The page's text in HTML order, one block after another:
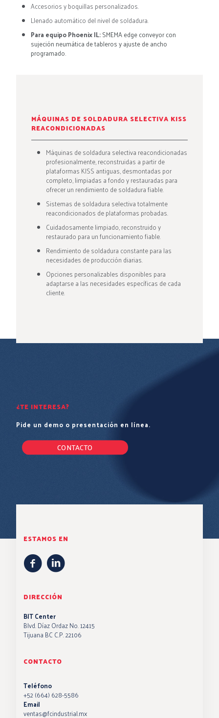
Accesorios y boquillas personalizados.
Llenado automático del nivel de soldadura.
Para equipo Phoenix IL:SMEMA edge conveyor con
sujeción neumática de tableros y ajuste de ancho
programado.
MÁQUINAS DE SOLDADURA SELECTIVA KISS
REACONDICIONADAS
Máquinas de soldadura selectiva reacondicionadas
profesionalmente, reconstruidas a partir de
plataformas KISS antiguas, desmontadas por
completo, limpiadas a fondo y restauradas para
ofrecer un rendimiento de soldadura fiable.
Sistemas de soldadura selectiva totalmente
reacondicionados de plataformas probadas.
Cuidadosamente limpiado, reconstruido y
restaurado para un funcionamiento fiable.
Rendimiento de soldadura constante para las
necesidades de producción diarias.
Opciones personalizables disponibles para
adaptarse a las necesidades específicas de cada
cliente.
¿TE INTERESA?
Pide un demo o presentación en línea.
CONTACTO
ESTAMOS EN
DIRECCIÓN
BIT Center
Blvd. Díaz Ordaz No. 12415
Tijuana BC C.P. 22106
CONTACTO
Teléfono
+52 (664) 628-5586
Email
ventas@fcindustrial.mx